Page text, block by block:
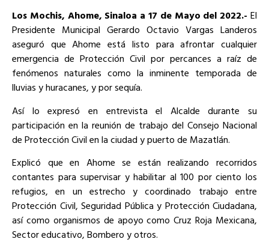
Los Mochis, Ahome, Sinaloa a 17 de Mayo del 2022.- El
Presidente Municipal Gerardo Octavio Vargas Landeros
aseguró que Ahome está listo para afrontar cualquier
emergencia de Protección Civil por percances a raíz de
fenómenos naturales como la inminente temporada de
lluvias y huracanes, y por sequía.
Así lo expresó en entrevista el Alcalde durante su
participación en la reunión de trabajo del Consejo Nacional
de Protección Civil en la ciudad y puerto de Mazatlán.
Explicó que en Ahome se están realizando recorridos
contantes para supervisar y habilitar al 100 por ciento los
refugios, en un estrecho y coordinado trabajo entre
Protección Civil, Seguridad Pública y Protección Ciudadana,
así como organismos de apoyo como Cruz Roja Mexicana,
Sector educativo, Bombero y otros.